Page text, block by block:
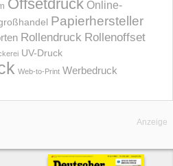
Offsetdruck Online-
Papierhersteller
Rollendruck Rollenoffset
UV-Druck
Web-to-Print Werbedruck
Anzeige